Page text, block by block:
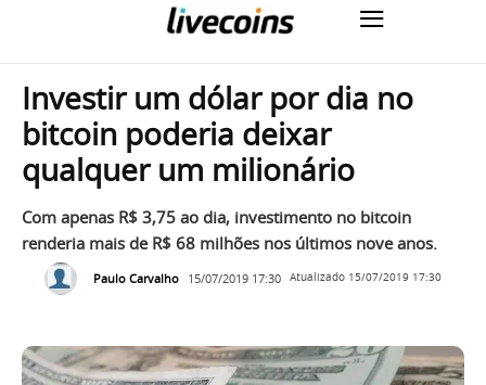
Investir um dólar por dia no
bitcoin poderia deixar
qualquer um milionário
Com apenas R$ 3,75 ao dia, investimento no bitcoin
renderia mais de R$ 68 milhões nos últimos nove anos.
Paulo Carvalho 15/07/2019 17:30 Atualizado 15/07/2019 17:30